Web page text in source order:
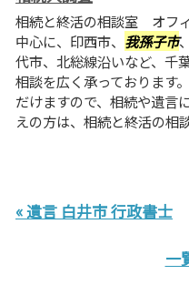
相続と終活の相談室 オフ
中心に、印西市、 我孫子市
代市、北総線沿いなど、千
相談を広く承っております
だけますので、相続や遺言
えの方は、相続と終活の
« 遺言 白井市 行政書士
一